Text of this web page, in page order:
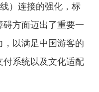
）连接的强化，标
方面迈出了重要一
以满足中国游客的
付系统以及文化适配